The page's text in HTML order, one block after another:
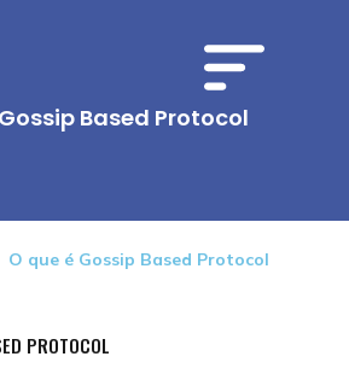
Based Protocol
O que é Gossip Based Protocol
PROTOCOL